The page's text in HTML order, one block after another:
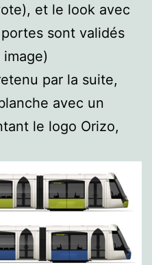
et le look avec
sont validés
par la suite,
avec un
le logo Orizo,